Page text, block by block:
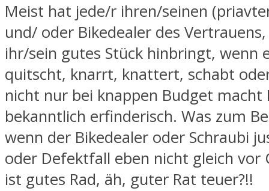
Meist hat jede/r ihren/seinen
und/ oder Bikedealer des
ihr/sein gutes Stück hinbringt, wenn
quitscht, knarrt, knattert, schabt
nicht nur bei knappen Budget macht
bekanntlich erfinderisch. Was zum
wenn der Bikedealer oder Schraubi
oder Defektfall eben nicht gleich vor
ist gutes Rad, äh, guter Rat teuer?!!